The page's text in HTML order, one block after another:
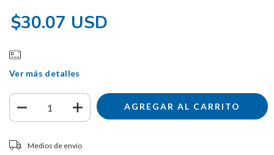
$30.07 USD
Ver más detalles
Entregas para el CP:
Medios de envío